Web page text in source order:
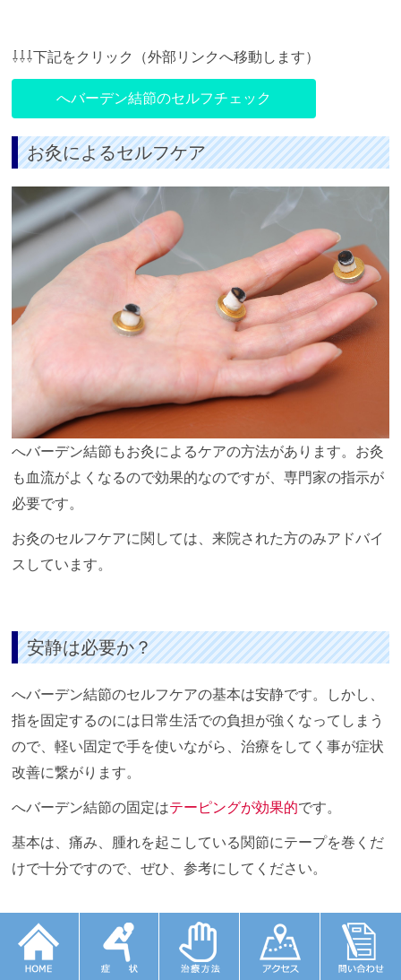
⇩⇩⇩下記をクリック（外部リンクへ移動します）
へバーデン結節のセルフチェック
お灸によるセルフケア
へバーデン結節もお灸によるケアの方法があります。お灸
も血流がよくなるので効果的なのですが、専門家の指示が
必要です。
お灸のセルフケアに関しては、来院された方のみアドバイ
スしています。
安静は必要か？
へバーデン結節のセルフケアの基本は安静です。しかし、
指を固定するのには日常生活での負担が強くなってしまう
ので、軽い固定で手を使いながら、治療をしてく事が症状
改善に繋がります。
へバーデン結節の固定はテーピングが効果的です。
基本は、痛み、腫れを起こしている関節にテープを巻くだ
けで十分ですので、ぜひ、参考にしてください。
テーピング素材